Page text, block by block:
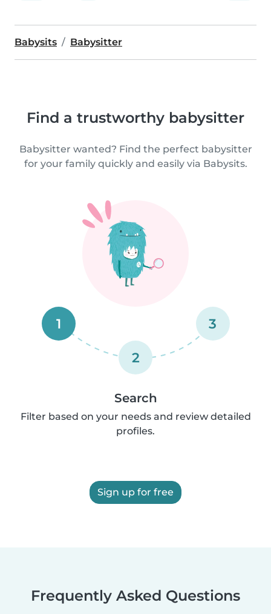
Babysits Babysitter
Find a trustworthy babysitter
Babysitter wanted? Find the perfect babysitter
for your family quickly and easily via Babysits.
1
2
3
Search
Filter based on your needs and review detailed
profiles.
Sign up for free
Frequently Asked Questions